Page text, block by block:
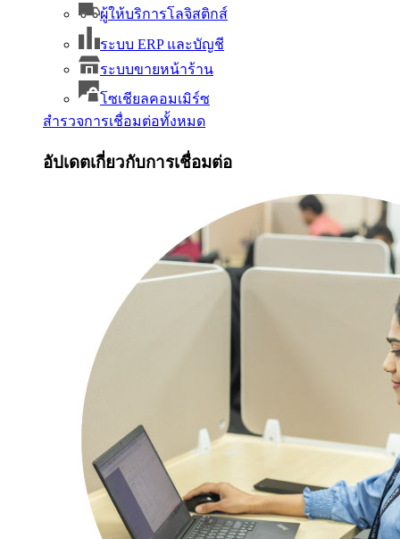
ผู้ให้บริการโลจิสติกส์
ระบบ ERP และบัญชี
ระบบขายหน้าร้าน
โซเชียลคอมเมิร์ซ
สำรวจการเชื่อมต่อทั้งหมด
อัปเดตเกี่ยวกับการเชื่อมต่อ